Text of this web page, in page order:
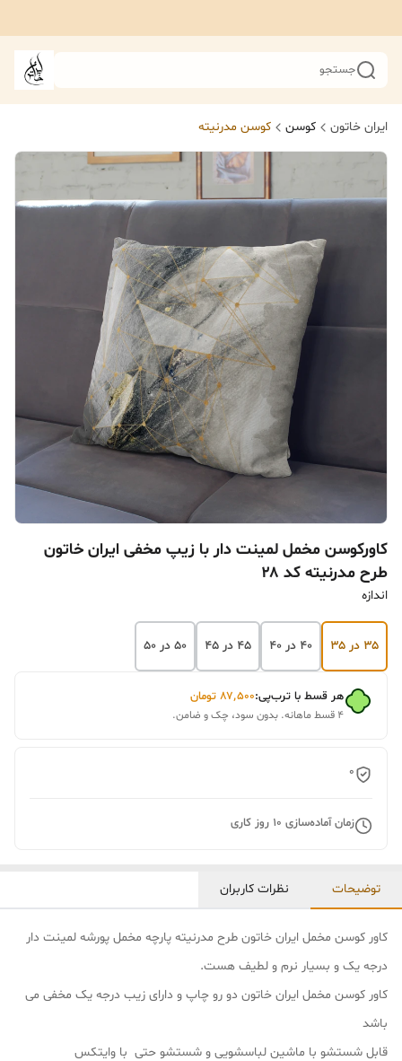
جستجو
ایران خاتون کوسن کوسن مدرنیته
کاورکوسن مخمل لمینت دار با زیپ مخفی ایران خاتون
طرح مدرنیته کد ۲۸
اندازه
۳۵ در ۳۵ ۴۰ در ۴۰ ۴۵ در ۴۵ ۵۰ در ۵۰
هر قسط با ترب‌پی:۸۷٬۵۰۰ تومان
۴ قسط ماهانه. بدون سود، چک و ضامن.
0
زمان آماده‌سازی 10 روز کاری
توضیحات نظرات کاربران
کاور کوسن مخمل ایران خاتون طرح مدرنیته پارچه مخمل پورشه لمینت دار
درجه یک و بسیار نرم و لطیف هست.
کاور کوسن مخمل ایران خاتون دو رو چاپ و دارای زیب درجه یک مخفی می
باشد
قابل شستشو با ماشین لباسشویی و شستشو حتی با وایتکس